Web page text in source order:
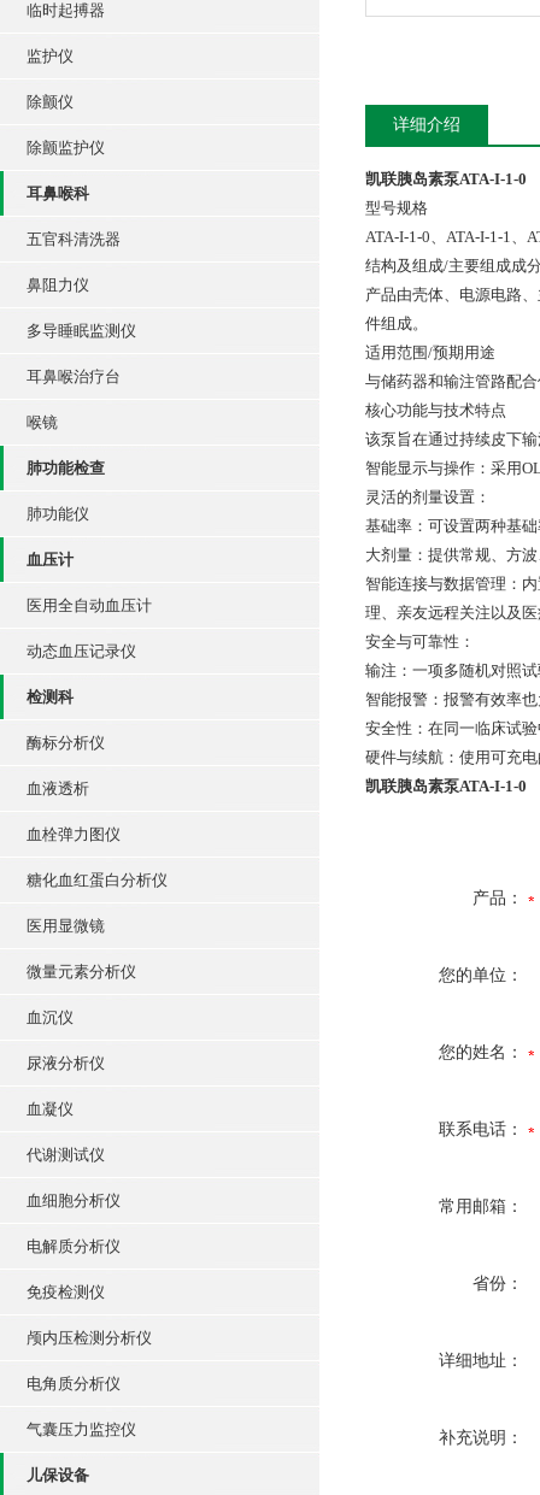
临时起搏器
监护仪
除颤仪
除颤监护仪
耳鼻喉科
五官科清洗器
鼻阻力仪
多导睡眠监测仪
耳鼻喉治疗台
喉镜
肺功能检查
肺功能仪
血压计
医用全自动血压计
动态血压记录仪
检测科
酶标分析仪
血液透析
血栓弹力图仪
糖化血红蛋白分析仪
医用显微镜
微量元素分析仪
血沉仪
尿液分析仪
血凝仪
代谢测试仪
血细胞分析仪
电解质分析仪
免疫检测仪
颅内压检测分析仪
电角质分析仪
气囊压力监控仪
儿保设备
详细介绍
凯联胰岛素泵ATA-I-1-0
型号规格
ATA-I-1-0、ATA-I-1-1、
结构及组成/主要组成成
产品由壳体、电源电路
件组成。
适用范围/预期用途
与储药器和输注管路配
核心功能与技术特点
该泵旨在通过持续皮下
智能显示与操作：采用
灵活的剂量设置：
基础率：可设置两种基
大剂量：提供常规、方
智能连接与数据管理：
理、亲友远程关注以及
安全与可靠性：
输注：一项多随机对照
智能报警：报警有效率
安全性：在同一临床试
硬件与续航：使用可充
凯联胰岛素泵ATA-I-1-0
产品：
您的单位：
您的姓名：
联系电话：
常用邮箱：
省份：
详细地址：
补充说明：